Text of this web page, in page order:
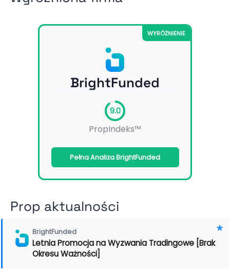
WYRÓŻNIENIE
BrightFunded
9.0
PropIndeks™
Pełna Analiza BrightFunded
Prop aktualności
BrightFunded
Letnia Promocja na Wyzwania Tradingowe [Brak
Okresu Ważności]